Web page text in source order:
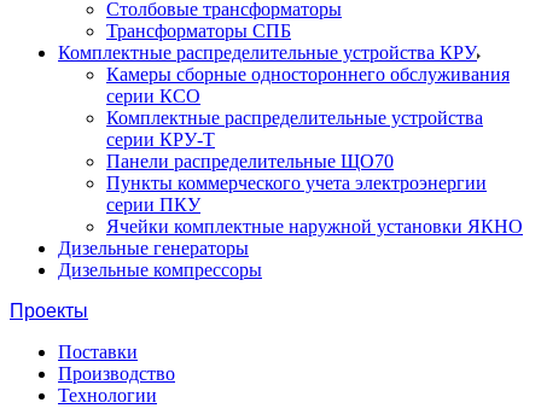
Столбовые трансформаторы
Трансформаторы СПБ
Комплектные распределительные устройства КРУ
Камеры сборные одностороннего обслуживания
серии КСО
Комплектные распределительные устройства
серии КРУ-Т
Панели распределительные ЩО70
Пункты коммерческого учета электроэнергии
серии ПКУ
Ячейки комплектные наружной установки ЯКНО
Дизельные генераторы
Дизельные компрессоры
Проекты
Поставки
Производство
Технологии